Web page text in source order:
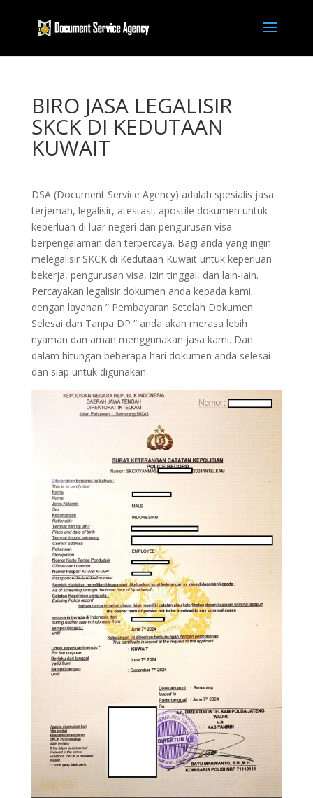
BIRO JASA LEGALISIR
SKCK DI KEDUTAAN
KUWAIT
DSA (Document Service Agency) adalah spesialis jasa
terjemah, legalisir, atestasi, apostile dokumen untuk
keperluan di luar negeri dan pengurusan visa
berpengalaman dan terpercaya. Bagi anda yang ingin
melegalisir SKCK di Kedutaan Kuwait untuk keperluan
bekerja, pengurusan visa, izin tinggal, dan lain-lain.
Percayakan legalisir dokumen anda kepada kami,
dengan layanan ” Pembayaran Setelah Dokumen
Selesai dan Tanpa DP ” anda akan merasa lebih
nyaman dan aman menggunakan jasa kami. Dan
dalam hitungan beberapa hari dokumen anda selesai
dan siap untuk digunakan.